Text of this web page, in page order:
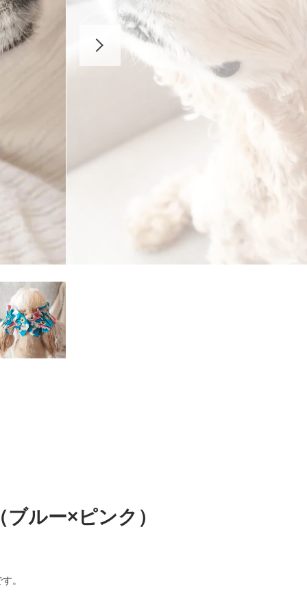
ルー×ピンク）
。